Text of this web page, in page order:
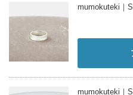
mumokuteki｜
mumokuteki｜